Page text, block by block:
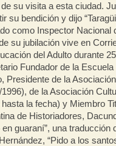
su visita a esta ciudad.
su bendición y dijo
como Inspector Nacional
su jubilación vive en
del Adulto durante
Fundador de la
Presidente de la
1996), de la Asociación
hasta la fecha) y Miembro
de Historiadores,
en guaraní”, una
“Pido a los